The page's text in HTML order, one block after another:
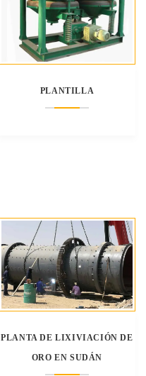
PLANTILLA
PLANTA DE LIXIVIACIÓN DE
ORO EN SUDÁN